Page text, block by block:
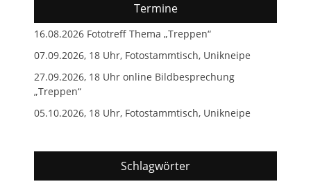
Termine
16.08.2026 Fototreff Thema „Treppen“
07.09.2026, 18 Uhr, Fotostammtisch, Unikneipe
27.09.2026, 18 Uhr online Bildbesprechung
„Treppen“
05.10.2026, 18 Uhr, Fotostammtisch, Unikneipe
Schlagwörter